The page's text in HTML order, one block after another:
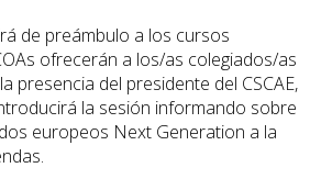
de preámbulo a los cursos
ofrecerán a los/as colegiados/as
presencia del presidente del CSCAE,
la sesión informando sobre
europeos Next Generation a la